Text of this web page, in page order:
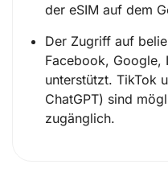
der eSIM auf dem
Der Zugriff auf
Facebook, Google,
unterstützt. TikTok
ChatGPT) sind
zugänglich.